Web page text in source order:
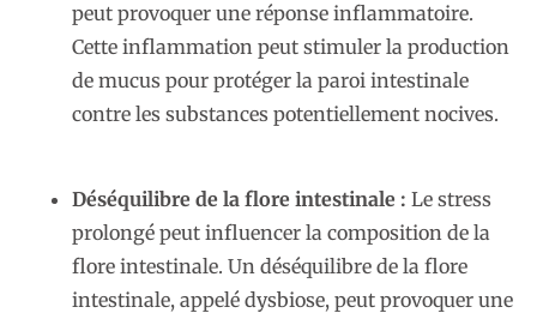
peut provoquer une réponse inflammatoire.
Cette inflammation peut stimuler la production
de mucus pour protéger la paroi intestinale
contre les substances potentiellement nocives.
Déséquilibre de la flore intestinale : Le stress
prolongé peut influencer la composition de la
flore intestinale. Un déséquilibre de la flore
intestinale, appelé dysbiose, peut provoquer une